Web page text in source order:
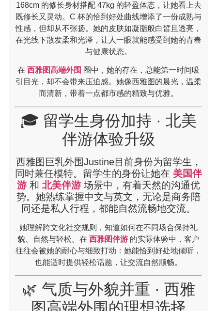
168cm 的修长身材搭配 47kg 的轻盈体态，让她看上去
既修长又灵动。C 杯的恰到好处曲线增添了一份成熟与
性感，但却从不张扬。她的皮肤如凝脂般白皙且透亮，
在光线下散发柔和光泽，让人一眼就能感受到她的青春
与健康状态。
在 西雅图高端外围 圈中，她的存在，总能第一时间吸
引目光，却不会带来压迫感。她像西雅图的晨光，温柔
而清新，带着一点都市感的精致与优雅。
🎓 留学生身份加持 · 北美
伴游体验升级
西雅图巨乳外围Justine目前身份为留学生，
同时兼任模特。留学生的身份让她在 美国伴
游 和 北美伴游 场景中，有着天然的沟通优
势。她熟练掌握中文与英文，无论是商务陪
同还是私人行程，都能自然流畅地交流。
她理解跨文化社交规则，知道如何在不同场合保持礼
貌、自然与轻松。在 西雅图伴游 的实际体验中，客户
往往会被她的耐心与细致打动：她能恰到好处地倾听，
也能适时提供轻松话题，让交流自然顺畅。
🌿 气质与外貌并重 · 西雅